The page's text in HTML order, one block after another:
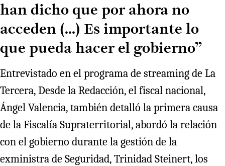
han dicho que por ahora no
acceden (...) Es importante lo
que pueda hacer el gobierno”
Entrevistado en el programa de streaming de La
Tercera, Desde la Redacción, el fiscal nacional,
Ángel Valencia, también detalló la primera causa
de la Fiscalía Supraterritorial, abordó la relación
con el gobierno durante la gestión de la
exministra de Seguridad, Trinidad Steinert, los